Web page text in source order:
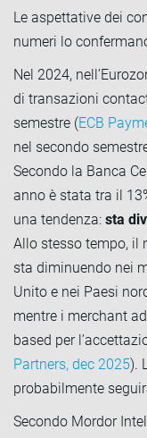
Le aspettative dei
numeri lo
Nel 2024,
di transazioni
semestre (ECB
nel secondo
Secondo la Banca
anno è stata tra il
una tendenza: sta
Allo stesso tempo, il
sta diminuendo nei
Unito e nei Paesi
mentre i merchant
based per
Partners, dec 2025).
probabilmente
Secondo Mordor